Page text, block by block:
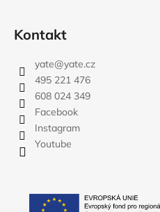
Kontakt
yate@yate.cz
495 221 476
608 024 349
Facebook
Instagram
Youtube